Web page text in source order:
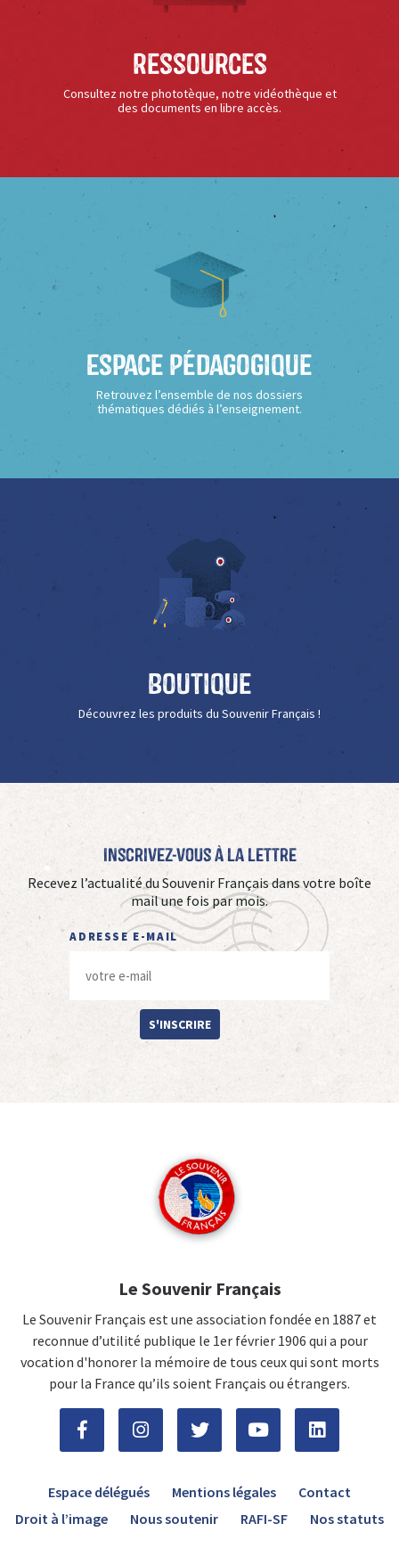
Ressources
Consultez notre phototèque, notre vidéothèque et
des documents en libre accès.
Espace Pédagogique
Retrouvez l’ensemble de nos dossiers
thématiques dédiés à l’enseignement.
Boutique
Découvrez les produits du Souvenir Français !
Inscrivez-vous à La Lettre
Recevez l’actualité du Souvenir Français dans votre boîte
mail une fois par mois.
ADRESSE E-MAIL
S'INSCRIRE
Le Souvenir Français
Le Souvenir Français est une association fondée en 1887 et
reconnue d’utilité publique le 1er février 1906 qui a pour
vocation d'honorer la mémoire de tous ceux qui sont morts
pour la France qu’ils soient Français ou étrangers.
Espace délégués Mentions légales
Contact
Droit à l’image
Nous soutenir RAFI-SF Nos statuts